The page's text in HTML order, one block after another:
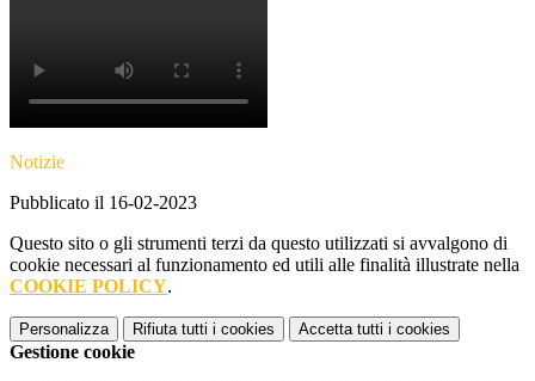
Notizie
Pubblicato il 16-02-2023
Questo sito o gli strumenti terzi da questo utilizzati si avvalgono di
cookie necessari al funzionamento ed utili alle finalità illustrate nella
COOKIE POLICY.
Personalizza Rifiuta tutti i cookies Accetta tutti i cookies
Gestione cookie